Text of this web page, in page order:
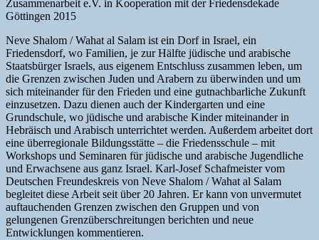
Zusammenarbeit e.V. in Kooperation mit der Friedensdekade
Göttingen 2015
Neve Shalom / Wahat al Salam ist ein Dorf in Israel, ein
Friedensdorf, wo Familien, je zur Hälfte jüdische und arabische
Staatsbürger Israels, aus eigenem Entschluss zusammen leben, um
die Grenzen zwischen Juden und Arabern zu überwinden und um
sich miteinander für den Frieden und eine gutnachbarliche Zukunft
einzusetzen. Dazu dienen auch der Kindergarten und eine
Grundschule, wo jüdische und arabische Kinder miteinander in
Hebräisch und Arabisch unterrichtet werden. Außerdem arbeitet dort
eine überregionale Bildungsstätte – die Friedensschule – mit
Workshops und Seminaren für jüdische und arabische Jugendliche
und Erwachsene aus ganz Israel. Karl-Josef Schafmeister vom
Deutschen Freundeskreis von Neve Shalom / Wahat al Salam
begleitet diese Arbeit seit über 20 Jahren. Er kann von unvermutet
auftauchenden Grenzen zwischen den Gruppen und von
gelungenen Grenzüberschreitungen berichten und neue
Entwicklungen kommentieren.